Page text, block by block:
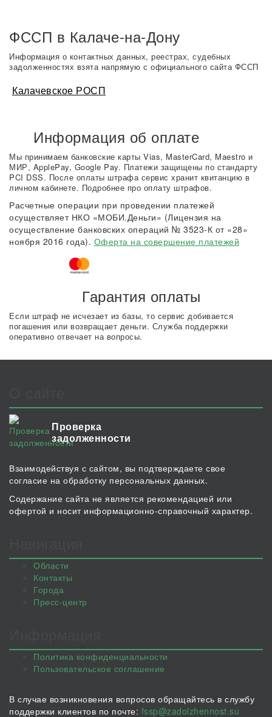
ФССП в Калаче-на-Дону
Информация о контактных данных, реестрах, судебных
задолженностях взята напрямую с официального сайта ФССП
Калачевское РОСП
Информация об оплате
Мы принимаем банковские карты Vias, MasterCard, Maestro и
МИР, ApplePay, Google Pay. Платежи защищены по стандарту
PCI DSS. После оплаты штрафа сервис хранит квитанцию в
личном кабинете. Подробнее про оплату штрафов.
Расчетные операции при проведении платежей
осуществляет НКО «МОБИ.Деньги» (Лицензия на
осуществление банковских операций № 3523-К от «28»
ноября 2016 года). Оферта на совершение платежей
Гарантия оплаты
Если штраф не исчезает из базы, то сервис добивается
погашения или возвращает деньги. Служба поддержки
оперативно отвечает на вопросы.
Проверка
задолженности
Взаимодействуя с сайтом, вы подтверждаете свое
согласие на обработку персональных данных.
Содержание сайта не является рекомендацией или
офертой и носит информационно-справочный характер.
Области
Контакты
Города
Пресс-центр
Политика конфиденциальности
Пользовательское соглашение
В случае возникновения вопросов обращайтесь в службу
поддержки клиентов по почте: fssp@zadolzhennost.su